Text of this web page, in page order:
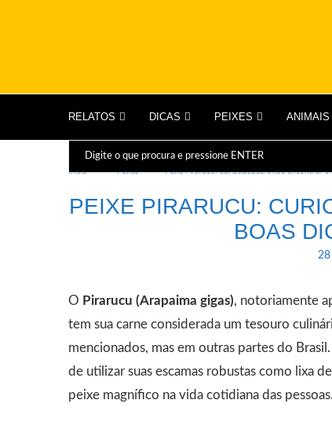
RELATOS DICAS PEIXES ANIMAIS
Início Peixes Peixe Pirarucu: curiosidades, onde encontrar e
PEIXE PIRARUCU:
BOAS
O Pirarucu (Arapaima gigas), notoriamente
tem sua carne considerada um tesouro
mencionados, mas em outras partes do
de utilizar suas escamas robustas como lixa
peixe magnífico na vida cotidiana das pessoas.